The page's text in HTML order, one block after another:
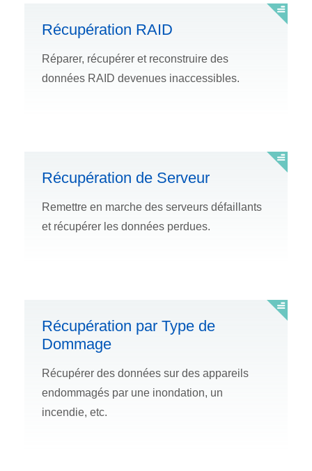
Récupération RAID
Réparer, récupérer et reconstruire des
données RAID devenues inaccessibles.
Récupération de Serveur
Remettre en marche des serveurs défaillants
et récupérer les données perdues.
Récupération par Type de
Dommage
Récupérer des données sur des appareils
endommagés par une inondation, un
incendie, etc.